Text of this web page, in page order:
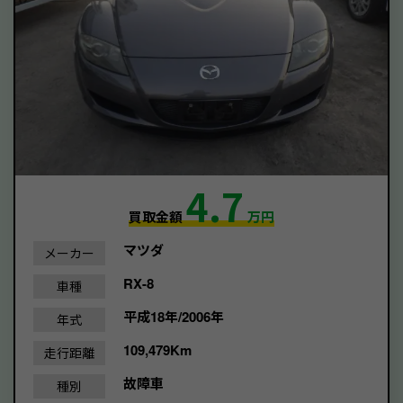
買取金額4.7万円
メーカー マツダ
車種 RX-8
年式 平成18年/2006年
走行距離 109,479Km
種別 故障車